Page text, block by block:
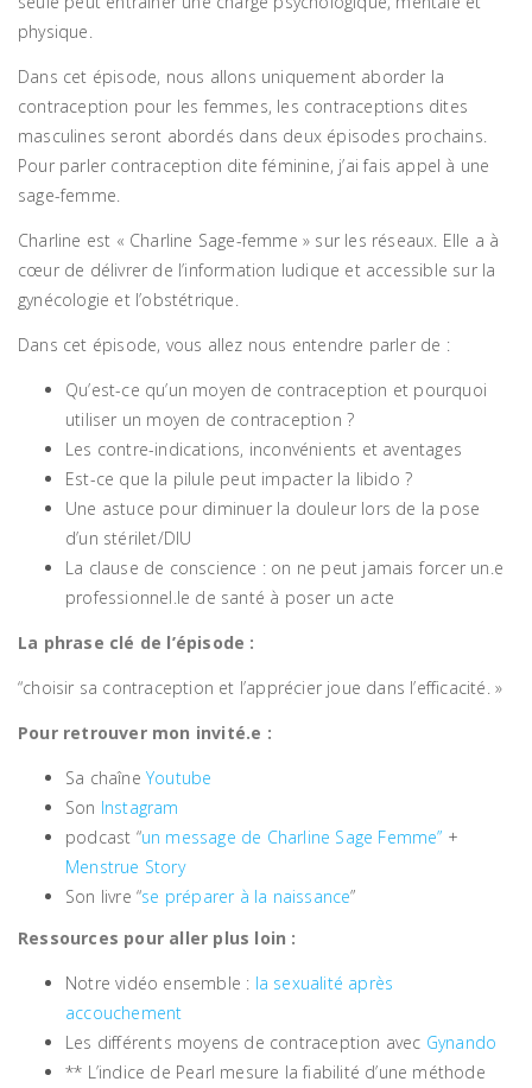
physique.
Dans cet épisode, nous allons uniquement aborder la
contraception pour les femmes, les contraceptions dites
masculines seront abordés dans deux épisodes prochains.
Pour parler contraception dite féminine, j’ai fais appel à une
sage-femme.
Charline est « Charline Sage-femme » sur les réseaux. Elle a à
cœur de délivrer de l’information ludique et accessible sur la
gynécologie et l’obstétrique.
Dans cet épisode, vous allez nous entendre parler de :
Qu’est-ce qu’un moyen de contraception et pourquoi
utiliser un moyen de contraception ?
Les contre-indications, inconvénients et aventages
Est-ce que la pilule peut impacter la libido ?
Une astuce pour diminuer la douleur lors de la pose
d’un stérilet/DIU
La clause de conscience : on ne peut jamais forcer un.e
professionnel.le de santé à poser un acte
La phrase clé de l’épisode :
“choisir sa contraception et l’apprécier joue dans l’efficacité. »
Pour retrouver mon invité.e :
Sa chaîne Youtube
Son Instagram
podcast “un message de Charline Sage Femme” +
Menstrue Story
Son livre “se préparer à la naissance”
Ressources pour aller plus loin :
Notre vidéo ensemble : la sexualité après
accouchement
Les différents moyens de contraception avec Gynando
** L’indice de Pearl mesure la fiabilité d’une méthode